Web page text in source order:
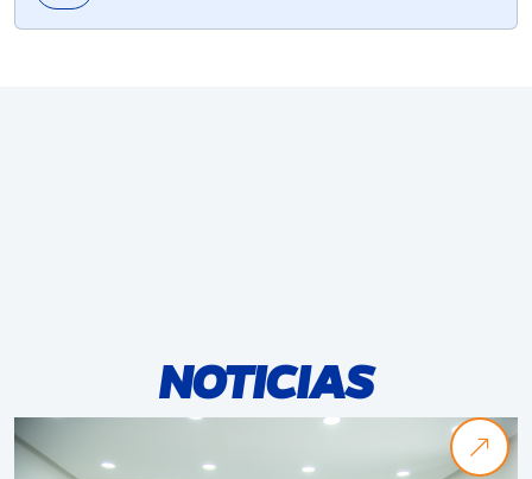
NOTICIAS